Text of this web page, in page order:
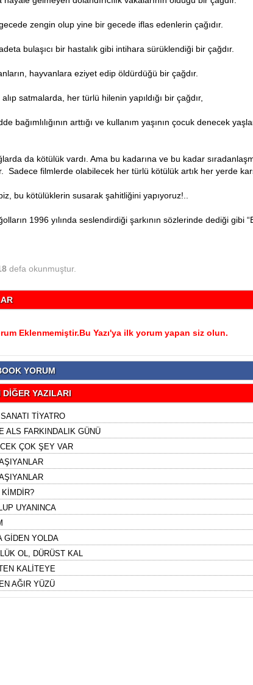
zengin olup yine bir gecede iflas edenlerin çağıdır.
bulaşıcı bir hastalık gibi intihara sürüklendiği bir çağdır.
hayvanlara eziyet edip öldürdüğü bir çağdır.
her türlü hilenin yapıldığı bir çağdır,
arttığı ve kullanım yaşının çocuk denecek
da kötülük vardı. Ama bu kadarına ve bu kadar
Sadece filmlerde olabilecek her türlü kötülük artık her yerde
kötülüklerin susarak şahitliğini yapıyoruz!..
1996 yılında seslendirdiği şarkının sözlerinde dediği gibi
defa okunmuştur.
Eklenmemiştir.Bu Yazı'ya ilk yorum yapan siz olun.
YORUM
DİĞER YAZILARI
TİYATRO
ALS FARKINDALIK GÜNÜ
ÇOK ŞEY VAR
KİMDİR?
UYANINCA
GİDEN YOLDA
OL, DÜRÜST KAL
KALİTEYE
AĞIR YÜZÜ